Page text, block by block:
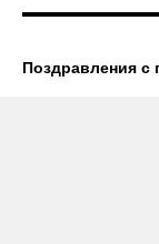
Поздравления с